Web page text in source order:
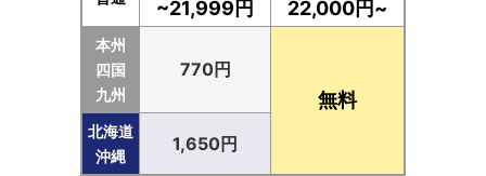
~21,999円 22,000円~
本州
四国
九州
770円
無料
北海道
沖縄
1,650円